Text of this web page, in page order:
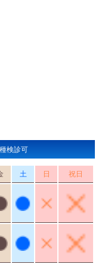
検診可
土 日 祝日